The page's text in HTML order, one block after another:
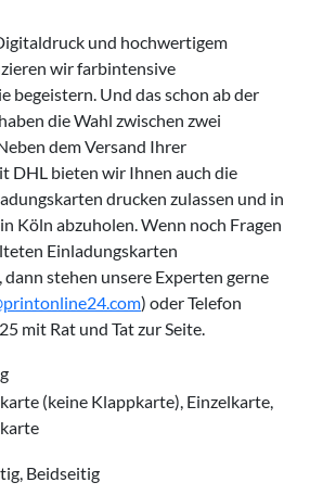
und hochwertigem
wir farbintensive
begeistern. Und das schon ab der
die Wahl zwischen zwei
dem Versand Ihrer
DHL bieten wir Ihnen auch die
drucken zulassen und in
Köln abzuholen. Wenn noch Fragen
Einladungskarten
stehen unsere Experten gerne
24.com) oder Telefon
mit Rat und Tat zur Seite.
(keine Klappkarte), Einzelkarte,
Beidseitig